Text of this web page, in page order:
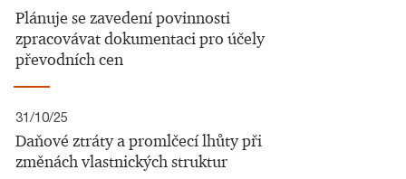
Plánuje se zavedení povinnosti
zpracovávat dokumentaci pro účely
převodních cen
31/10/25
Daňové ztráty a promlčecí lhůty při
změnách vlastnických struktur